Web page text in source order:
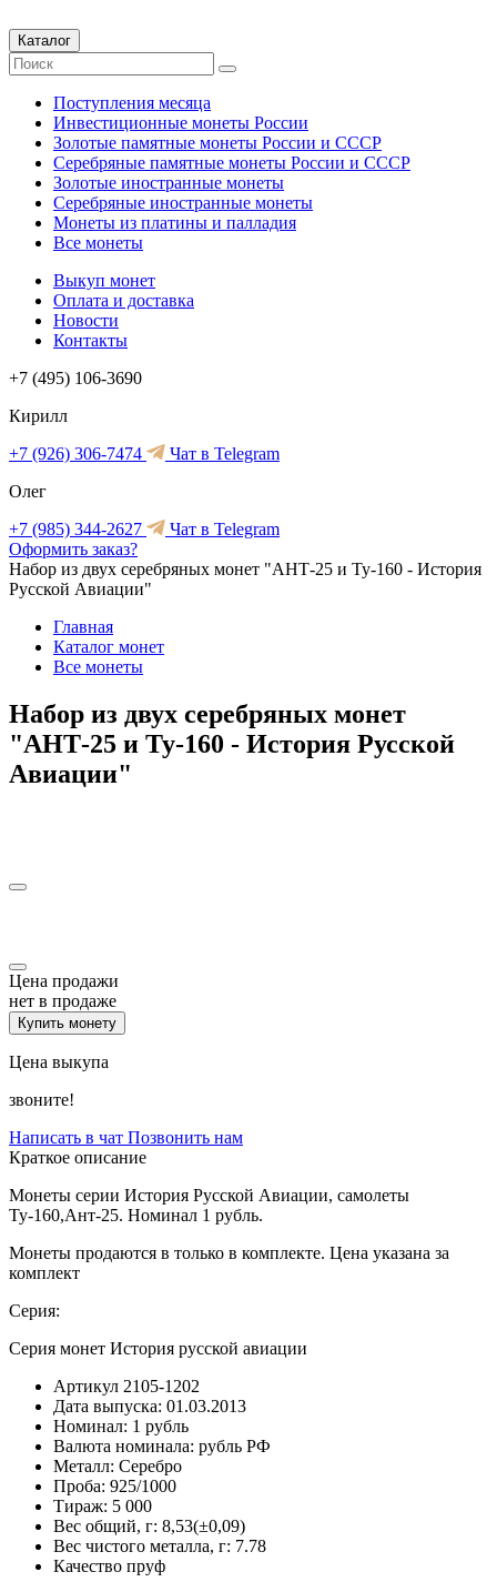
Каталог
Поступления месяца
Инвестиционные монеты России
Золотые памятные монеты России и СССР
Серебряные памятные монеты России и СССР
Золотые иностранные монеты
Серебряные иностранные монеты
Монеты из платины и палладия
Все монеты
Выкуп монет
Оплата и доставка
Новости
Контакты
+7 (495) 106-3690
Кирилл
+7 (926) 306-7474
Чат в Telegram
Олег
+7 (985) 344-2627
Чат в Telegram
Оформить заказ?
Набор из двух серебряных монет "АНТ-25 и Ту-160 - История
Русской Авиации"
Главная
Каталог монет
Все монеты
Набор из двух серебряных монет
"АНТ-25 и Ту-160 - История Русской
Авиации"
Цена продажи
нет в продаже
Купить монету
Цена выкупа
звоните!
Написать в чат Позвонить нам
Краткое описание
Монеты серии История Русской Авиации, самолеты
Ту-160,Ант-25. Номинал 1 рубль.
Монеты продаются в только в комплекте. Цена указана за
комплект
Серия:
Серия монет История русской авиации
Артикул 2105-1202
Дата выпуска: 01.03.2013
Номинал: 1 рубль
Валюта номинала: рубль РФ
Металл: Серебро
Проба: 925/1000
Тираж: 5 000
Вес общий, г: 8,53(±0,09)
Вес чистого металла, г: 7.78
Качество пруф